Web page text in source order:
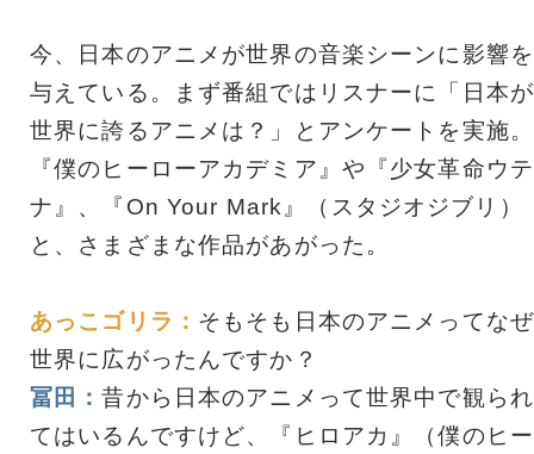
今、日本のアニメが世界の音楽シーンに影響を
与えている。まず番組ではリスナーに「日本が
世界に誇るアニメは？」とアンケートを実施。
『僕のヒーローアカデミア』や『少女革命ウテ
ナ』、『On Your Mark』（スタジオジブリ）
と、さまざまな作品があがった。
あっこゴリラ： そもそも日本のアニメってなぜ
世界に広がったんですか？
冨田：昔から日本のアニメって世界中で観られ
てはいるんですけど、『ヒロアカ』（僕のヒー